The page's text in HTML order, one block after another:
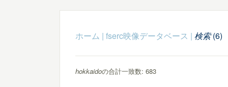
ホーム | fserc映像データベース | 検索(6)
hokkaidoの合計一致数: 683